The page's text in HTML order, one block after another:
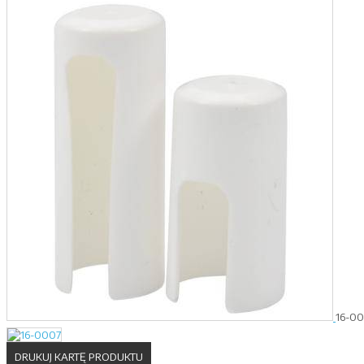
16-
DRUKUJ KARTĘ PRODUKTU